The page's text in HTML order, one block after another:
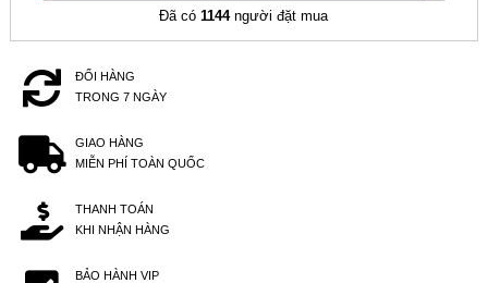
Đã có1144người đặt mua
ĐỔI HÀNG
TRONG 7 NGÀY
GIAO HÀNG
MIỄN PHÍ TOÀN QUỐC
THANH TOÁN
KHI NHẬN HÀNG
BẢO HÀNH VIP